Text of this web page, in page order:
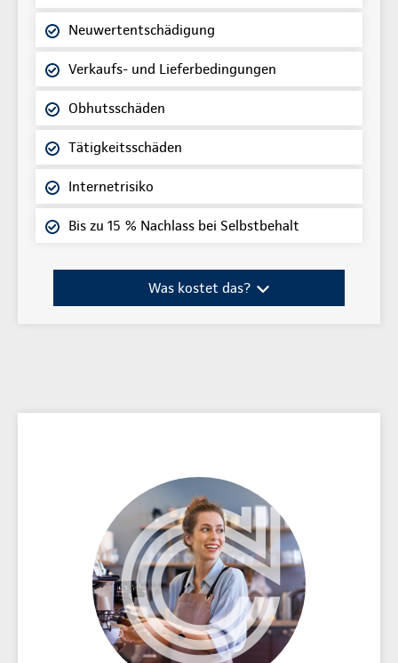
Neuwertentschädigung
Verkaufs- und Lieferbedingungen
Obhutsschäden
Tätigkeitsschäden
Internetrisiko
Bis zu 15 % Nachlass bei Selbstbehalt
Was kostet das?